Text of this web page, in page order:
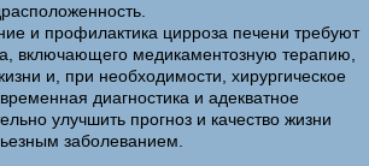
и профилактика цирроза печени требуют
включающего медикаментозную терапию,
и, при необходимости, хирургическое
диагностика и адекватное
улучшить прогноз и качество жизни
заболеванием.